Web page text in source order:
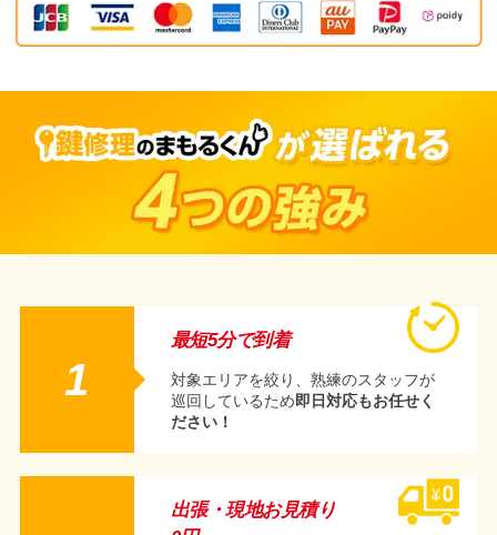
1
最短5分で到着
対象エリアを絞り、熟練のスタッフが
巡回しているため 即日対応もお任せく
ださい！
出張・現地お見積り